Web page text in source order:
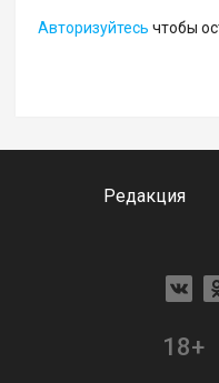
Авторизуйтесь чтобы
Редакция
18+